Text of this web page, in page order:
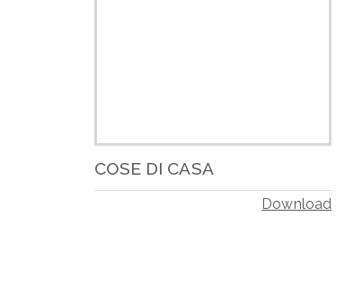
COSE DI CASA
Download